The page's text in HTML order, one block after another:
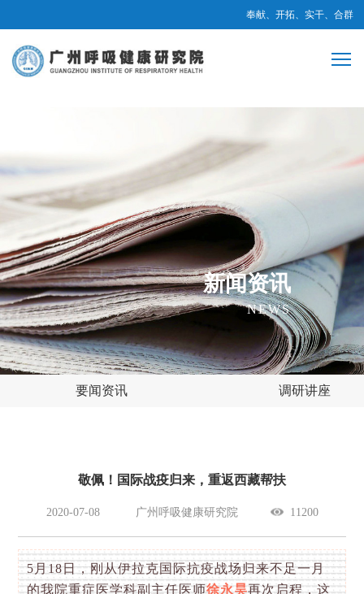
奉献、开拓、实干、合群
新闻资讯
NEWS
要闻资讯 调研讲座
敬佩！国际战疫归来，重返西藏帮扶
2020-07-08 广州呼吸健康研究院 11200
5月18日，刚从伊拉克国际抗疫战场归来不足一月
的我院重症医学科副主任医师徐永昊再次启程，这